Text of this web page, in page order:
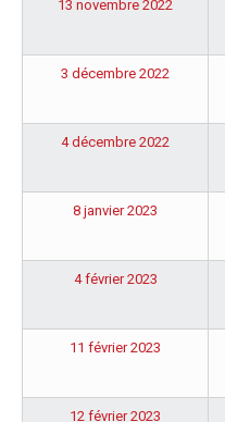
13 novembre 2022
3 décembre 2022
4 décembre 2022
8 janvier 2023
4 février 2023
11 février 2023
12 février 2023